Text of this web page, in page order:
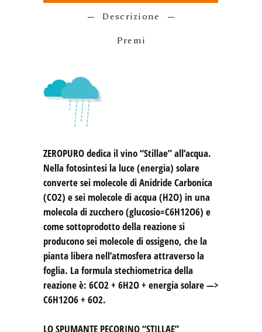
Descrizione
Premi
ZEROPUROdedica il vino “Stillae” all’acqua.
Nella fotosintesi la luce (energia) solare
converte sei molecole di Anidride Carbonica
(CO2) e sei molecole di acqua (H2O) in una
molecola di zucchero (glucosio=C6H12O6) e
come sottoprodotto della reazione si
producono sei molecole di ossigeno, che la
pianta libera nell’atmosfera attraverso la
foglia. La formula stechiometrica della
reazione è: 6CO2 + 6H2O + energia solare —>
C6H12O6 + 6O2.
LO SPUMANTE PECORINO “STILLAE”